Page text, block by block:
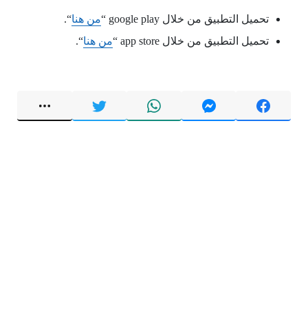
تحميل التطبيق من خلال google play “ من هنا“.
تحميل التطبيق من خلال app store “
من هنا“.